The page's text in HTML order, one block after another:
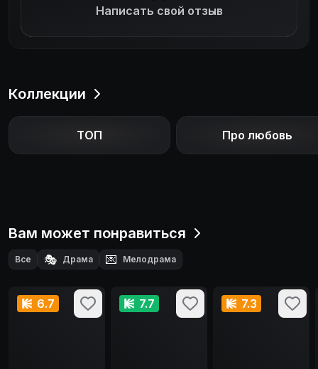
Написать свой отзыв
Коллекции
ТОП Про любовь
Вам может понравиться
Все 🎭 Драма 💌 Мелодрама
6.7 7.7 7.3